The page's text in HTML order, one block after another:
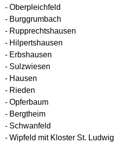
- Oberpleichfeld
- Burggrumbach
- Rupprechtshausen
- Hilpertshausen
- Erbshausen
- Sulzwiesen
- Hausen
- Rieden
- Opferbaum
- Bergtheim
- Schwanfeld
- Wipfeld mit Kloster St. Ludwig